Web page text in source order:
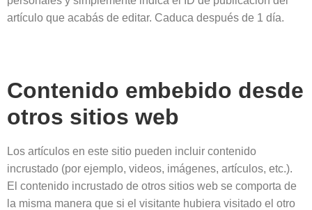
artículo que acabás de editar. Caduca después de 1 día.
Contenido embebido desde
otros sitios web
Los artículos en este sitio pueden incluir contenido
incrustado (por ejemplo, videos, imágenes, artículos, etc.).
El contenido incrustado de otros sitios web se comporta de
la misma manera que si el visitante hubiera visitado el otro